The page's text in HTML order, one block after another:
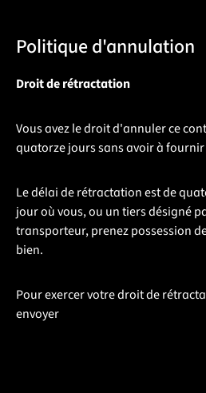
Politique d'annulation
Droit de rétractation
Vous avez le droit d'annuler ce
quatorze jours sans avoir à
Le délai de rétractation est de
jour où vous, ou un tiers désigné
transporteur, prenez possession
bien.
Pour exercer votre droit de
envoyer